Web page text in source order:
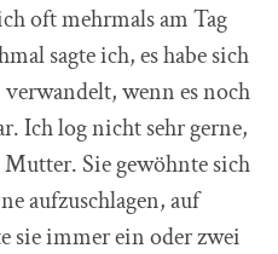
oft mehrmals am Tag
sagte ich, es habe sich
wenn es noch
Ich log nicht sehr gerne,
Sie gewöhnte sich
aufzuschlagen, auf
sie immer ein oder zwei